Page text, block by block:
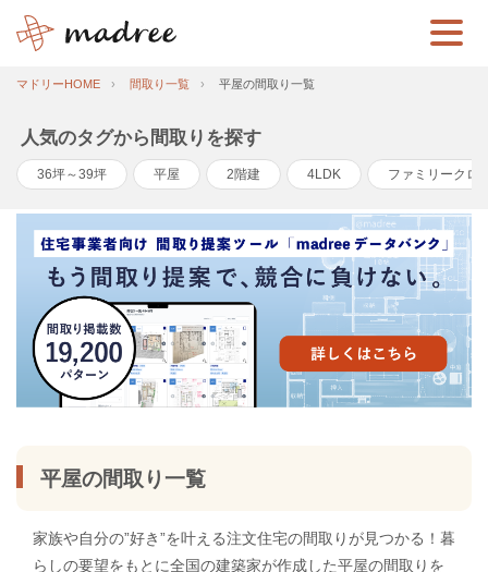
マドリーHOME 間取り一覧 平屋の間取り一覧
人気のタグから間取りを探す
36坪～39坪 平屋 2階建 4LDK ファミリークロ
平屋の間取り一覧
家族や自分の”好き”を叶える注文住宅の間取りが見つかる！暮
らしの要望をもとに全国の建築家が作成した平屋の間取りを